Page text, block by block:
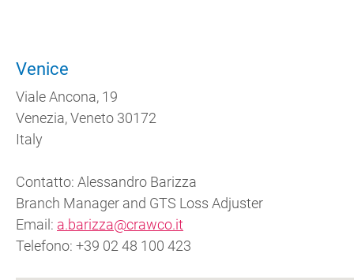
Venice
Viale Ancona, 19
Venezia, Veneto 30172
Italy
Contatto: Alessandro Barizza
Branch Manager and GTS Loss Adjuster
Email: a.barizza@crawco.it
Telefono: +39 02 48 100 423